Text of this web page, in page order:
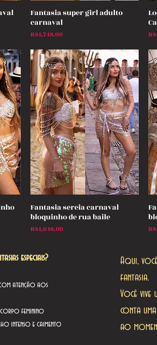
Quick View
Fantasia super girl adulto
carnaval
Price
R$1,748.00
Quick View
Fantasia sereia carnaval
bloquinho de rua baile
Price
R$1,648.00
especiais?
atenção aos
corpo feminino
intenso e caimento
Aqui,
fantasia.
Você vive
conta
ao